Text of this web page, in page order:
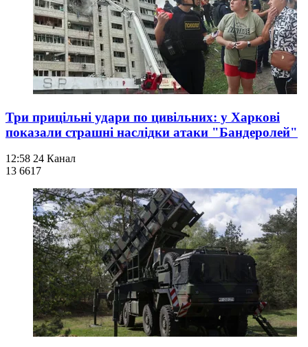
Три прицільні удари по цивільних: у Харкові
показали страшні наслідки атаки "Бандеролей"
12:58 24 Канал
13 6617